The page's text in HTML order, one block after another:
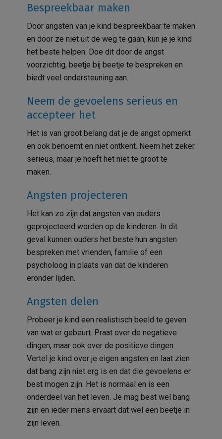
Bespreekbaar maken
Door angsten van je kind bespreekbaar te maken
en door ze niet uit de weg te gaan, kun je je kind
het beste helpen. Doe dit door de angst
voorzichtig, beetje bij beetje te bespreken en
biedt veel ondersteuning aan.
Neem de gevoelens serieus en
accepteer het
Het is van groot belang dat je de angst opmerkt
en ook benoemt en niet ontkent. Neem het zeker
serieus, maar je hoeft het niet te groot te
maken.
Angsten projecteren
Het kan zo zijn dat angsten van ouders
geprojecteerd worden op de kinderen. In dit
geval kunnen ouders het beste hun angsten
bespreken met vrienden, familie of een
psycholoog in plaats van dat de kinderen
eronder lijden.
Angsten delen
Probeer je kind een realistisch beeld te geven
van wat er gebeurt. Praat over de negatieve
dingen, maar ook over de positieve dingen.
Vertel je kind over je eigen angsten en laat zien
dat bang zijn niet erg is en dat die gevoelens er
best mogen zijn. Het is normaal en is een
onderdeel van het leven. Je mag best wel bang
zijn en ieder mens ervaart dat wel een beetje in
zijn leven.